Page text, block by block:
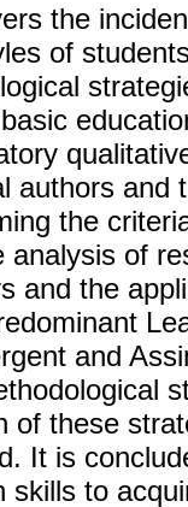
the
of
authors and
the
analysis of
and the
and
of these
It is
skills to